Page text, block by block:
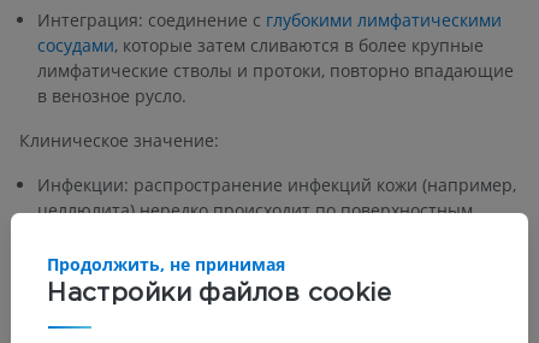
Интеграция: соединение с глубокими лимфатическими
сосудами, которые затем сливаются в более крупные
лимфатические стволы и протоки, повторно впадающие
в венозное русло.
Клиническое значение:
Инфекции: распространение инфекций кожи (например,
целлюлита) нередко происходит по поверхностным
Лимфангит: воспаление поверхностных лимфатических
сосудов проявляется в виде красных полос на коже.
Настройки файлов cookie
Продолжить, не принимая